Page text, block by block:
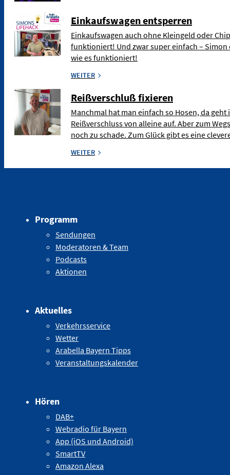
Einkaufswagen entsperren
Einkaufswagen auch ohne Kleingeld oder
funktioniert! Und zwar super einfach –
wie es funktioniert!
WEITER
Reißverschluß fixieren
Manchmal hat man einfach so Hosen, da
Reißverschluss von alleine auf. Aber zum
noch zu schade. Zum Glück gibt es eine
WEITER
Programm
Sendungen
Moderatoren & Team
Podcasts
Aktionen
Aktuelles
Verkehrsservice
Wetter
Arabella Bayern Tipps
Veranstaltungskalender
Hören
DAB+
Webradio für Bayern
App (iOS und Android)
SmartTV
Amazon Alexa